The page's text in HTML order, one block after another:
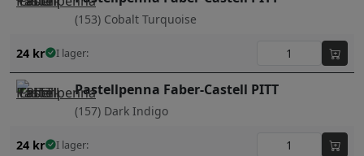
(153) Cobalt Turquoise
24 kr I lager:
Pastellpenna Faber-Castell PITT
(157) Dark Indigo
24 kr I lager: